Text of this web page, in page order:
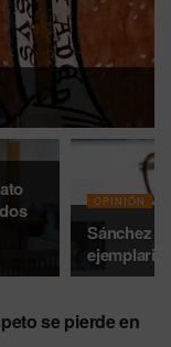
OPINIÓN
Sánchez
se pierde en